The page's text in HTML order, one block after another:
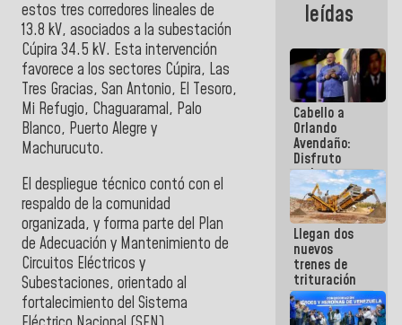
estos tres corredores lineales de
13.8 kV, asociados a la subestación
Cúpira 34.5 kV. Esta intervención
favorece a los sectores Cúpira, Las
Tres Gracias, San Antonio, El Tesoro,
Mi Refugio, Chaguaramal, Palo
Blanco, Puerto Alegre y
Machurucuto.
El despliegue técnico contó con el
respaldo de la comunidad
organizada, y forma parte del Plan
de Adecuación y Mantenimiento de
Circuitos Eléctricos y
Subestaciones, orientado al
fortalecimiento del Sistema
leídas
Cabello a
Orlando
Avendaño:
Disfruto
cada vez
que escribes
porque lo
que haces
es
embarrarla
Llegan dos
nuevos
trenes de
trituración
para
optimizar